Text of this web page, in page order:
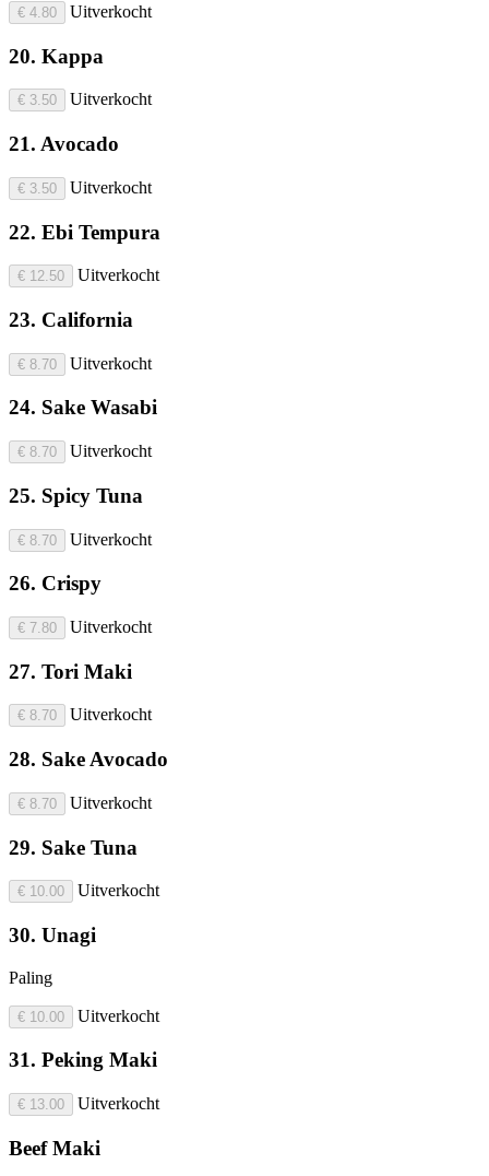
€ 4.80 Uitverkocht
20. Kappa
€ 3.50 Uitverkocht
21. Avocado
€ 3.50 Uitverkocht
22. Ebi Tempura
€ 12.50 Uitverkocht
23. California
€ 8.70 Uitverkocht
24. Sake Wasabi
€ 8.70 Uitverkocht
25. Spicy Tuna
€ 8.70 Uitverkocht
26. Crispy
€ 7.80 Uitverkocht
27. Tori Maki
€ 8.70 Uitverkocht
28. Sake Avocado
€ 8.70 Uitverkocht
29. Sake Tuna
€ 10.00 Uitverkocht
30. Unagi
Paling
€ 10.00 Uitverkocht
31. Peking Maki
€ 13.00 Uitverkocht
Beef Maki